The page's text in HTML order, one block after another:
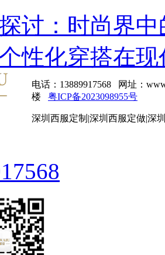
讨：时尚界
性化穿搭在
电话：13889917568 网址：
楼 粤ICP备2023098955号
深圳西服定制|深圳西服定做|深